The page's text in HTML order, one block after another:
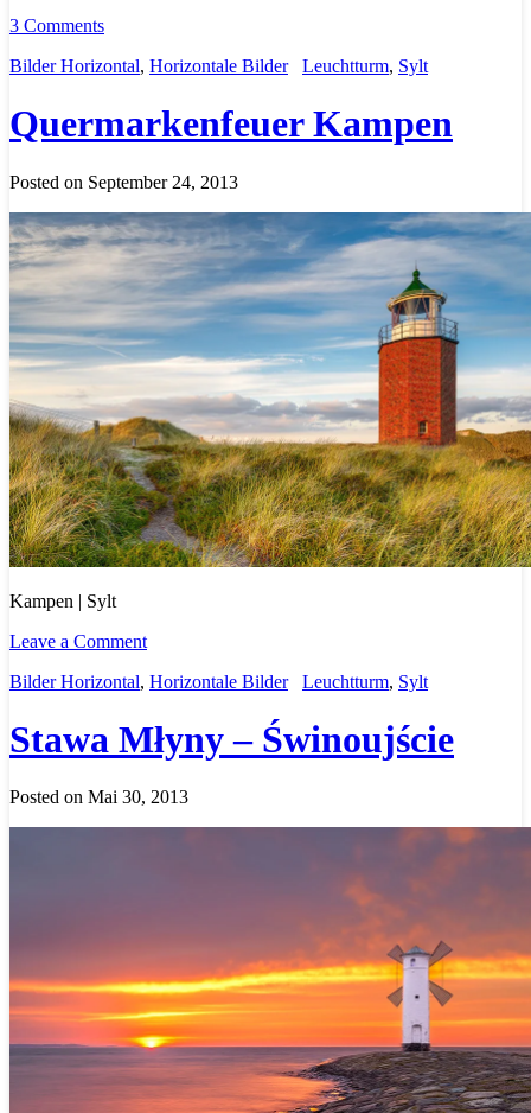
3 Comments
Bilder Horizontal, Horizontale Bilder Leuchtturm, Sylt
Quermarkenfeuer Kampen
Posted on September 24, 2013
Kampen | Sylt
Leave a Comment
Bilder Horizontal, Horizontale Bilder Leuchtturm, Sylt
Stawa Młyny – Świnoujście
Posted on Mai 30, 2013